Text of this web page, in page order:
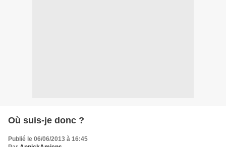
Où suis-je donc ?
Publié le 06/06/2013 à 16:45